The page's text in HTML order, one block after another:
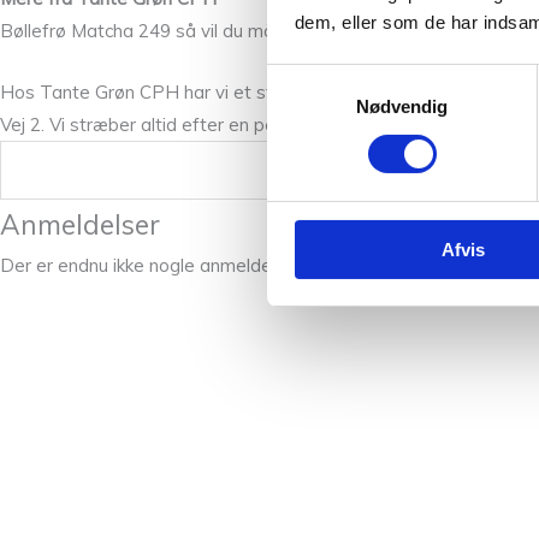
dem, eller som de har
Nødvendig
Afvis
Bøllefrø Matcha 249 så vil du måske også syntes om vores
Hos Tante Grøn CPH har vi et stort udvalg af garner i mange
Vej 2. Vi stræber altid efter en personlig og nøje vejledning så
Vægt
Anmeldelser
Der er endnu ikke nogle anmeldelser.